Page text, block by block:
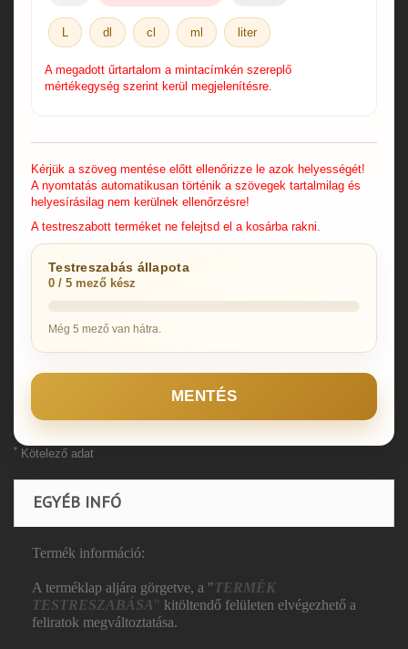
L dl cl ml liter
A megadott űrtartalom a mintacímkén szereplő
mértékegység szerint kerül megjelenítésre.
Kérjük a szöveg mentése előtt ellenőrizze le azok helyességét!
A nyomtatás automatikusan történik a szövegek tartalmilag és
helyesírásilag nem kerülnek ellenőrzésre!
A testreszabott terméket ne felejtsd el a kosárba rakni.
Testreszabás állapota
0 / 5 mező kész
Még 5 mező van hátra.
MENTÉS
* Kötelező adat
EGYÉB INFÓ
Termék információ:
A terméklap aljára görgetve, a "TERMÉK
TESTRESZABÁSA" kitöltendő felületen elvégezhető a
feliratok megváltoztatása.